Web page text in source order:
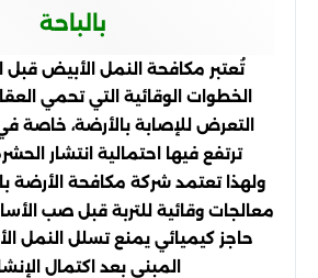
بالباحة
تُعتبر مكافحة النمل الأبيض قبل
الخطوات الوقائية التي تحمي
التعرض للإصابة بالأرضة، خاصة
ترتفع فيها احتمالية انتشار
ولهذا تعتمد شركة مكافحة الأرضة
معالجات وقائية للتربة قبل صب
حاجز كيميائي يمنع تسلل النمل
المبنى بعد اكتمال